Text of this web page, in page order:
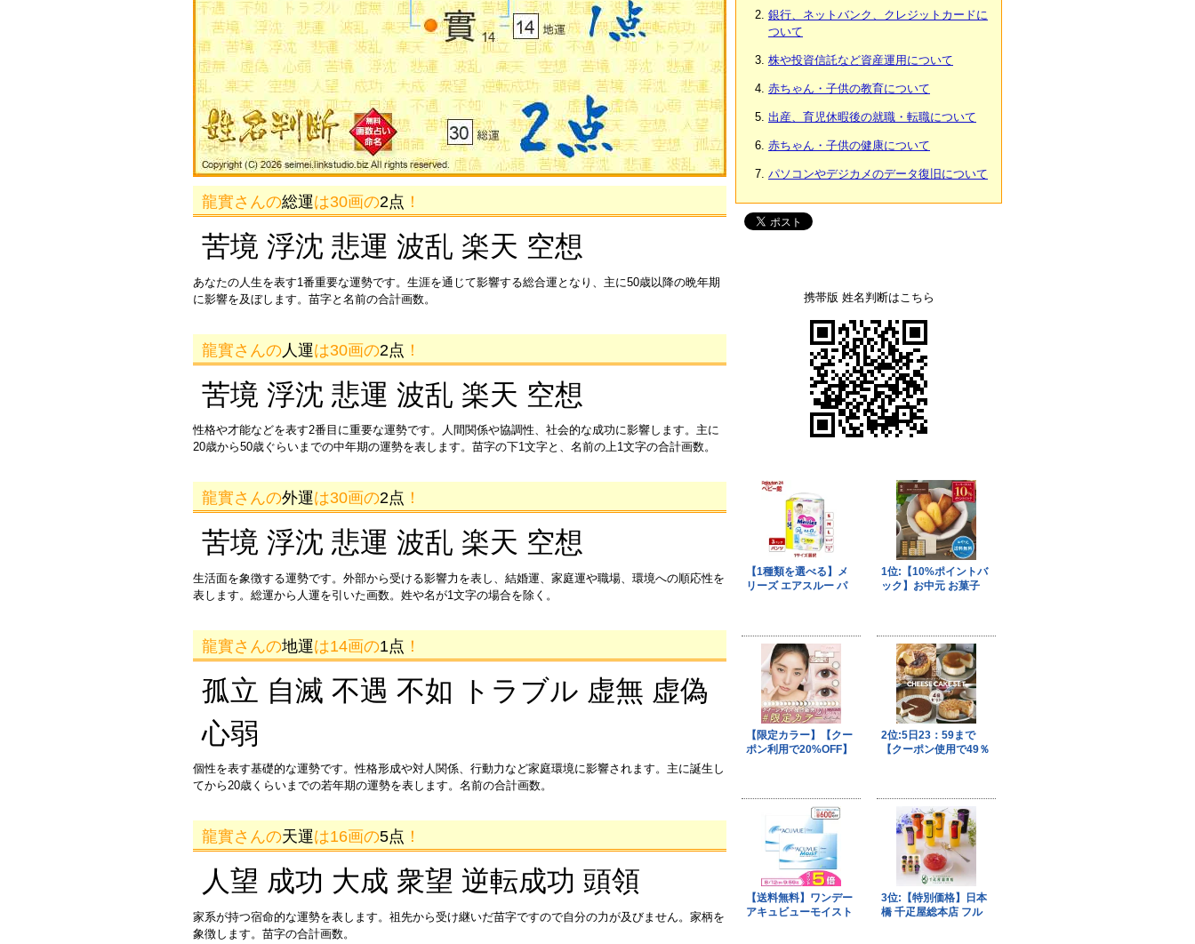
龍實さんの総運は30画の2点 ！
苦境 浮沈 悲運 波乱 楽天 空想
あなたの人生を表す1番重要な運勢です。生涯を通じて影響する総合運となり、主に50歳以降の晩年期
に影響を及ぼします。苗字と名前の合計画数。
龍實さんの 人運は30画の2点 ！
苦境 浮沈 悲運 波乱 楽天 空想
性格や才能などを表す2番目に重要な運勢です。人間関係や協調性、社会的な成功に影響します。主に
20歳から50歳ぐらいまでの中年期の運勢を表します。苗字の下1文字と、名前の上1文字の合計画数。
龍實さんの外運は30画の2点 ！
苦境 浮沈 悲運 波乱 楽天 空想
生活面を象徴する運勢です。外部から受ける影響力を表し、結婚運、家庭運や職場、環境への順応性を
表します。総運から人運を引いた画数。姓や名が1文字の場合を除く。
龍實さんの地運は14画の1点 ！
孤立 自滅 不遇 不如 トラブル 虚無 虚偽
心弱
個性を表す基礎的な運勢です。性格形成や対人関係、行動力など家庭環境に影響されます。主に誕生し
てから20歳くらいまでの若年期の運勢を表します。名前の合計画数。
龍實さんの天運は16画の5点 ！
人望 成功 大成 衆望 逆転成功 頭領
家系が持つ宿命的な運勢を表します。祖先から受け継いだ苗字ですので自分の力が及びません。家柄を
象徴します。苗字の合計画数。
銀行、ネットバンク、クレジットカードに
ついて
株や投資信託など資産運用について
赤ちゃん・子供の教育について
出産、育児休暇後の就職・転職について
赤ちゃん・子供の健康について
パソコンやデジカメのデータ復旧について
携帯版 姓名判断はこちら